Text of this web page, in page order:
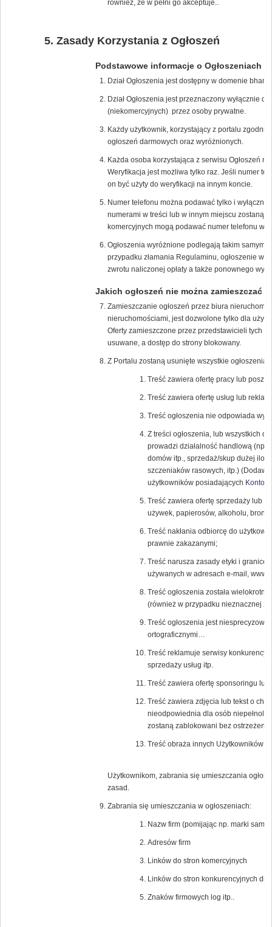
również, że w pełni go akceptuje..
Zasady Korzystania z Ogłoszeń
Podstawowe informacje o Ogłoszeniach
Dział Ogłoszenia jest dostępny w domenie
Dział Ogłoszenia jest przeznaczony wyłącznie
(niekomercyjnych) przez osoby prywatne.
Każdy użytkownik, korzystający z portalu
ogłoszeń darmowych oraz wyróżnionych.
Każda osoba korzystająca z serwisu Ogłoszeń
Weryfikacja jest możliwa tylko raz. Jeśli numer
on być użyty do weryfikacji na innym koncie.
Numer telefonu można podawać tylko i
numerami w treści lub w innym miejscu zostaną
komercyjnych mogą podawać numer telefonu w
Ogłoszenia wyróżnione podlegają takim samym
przypadku złamania Regulaminu, ogłoszenie
zwrotu naliczonej opłaty a także ponownego
Jakich ogłoszeń nie można zamieszczać
Zamieszczanie ogłoszeń przez biura
nieruchomościami, jest dozwolone tylko dla
Oferty zamieszczone przez przedstawicieli tych
usuwane, a dostęp do strony blokowany.
Z Portalu zostaną usunięte wszystkie ogłoszenia,
Treść zawiera ofertę pracy lub
Treść zawiera ofertę usług lub
Treść ogłoszenia nie odpowiada
Z treści ogłoszenia, lub wszystkich
prowadzi działalność handlową
domów itp., sprzedaż/skup dużej
szczeniaków rasowych, itp.)
użytkowników posiadających Konto
Treść zawiera ofertę sprzedaży lub
używek, papierosów, alkoholu, broni
Treść nakłania odbiorcę do
prawnie zakazanymi;
Treść narusza zasady etyki i granice
używanych w adresach e-mail, www
Treść ogłoszenia została
(również w przypadku nieznacznej
Treść ogłoszenia jest
ortograficznymi…
Treść reklamuje serwisy
sprzedaży usług itp.
Treść zawiera ofertę sponsoringu lub
Treść zawiera zdjęcia lub tekst o
nieodpowiednia dla osób
zostaną zablokowani bez
Treść obraża innych Użytkowników
Użytkownikom, zabrania się umieszczania
zasad.
Zabrania się umieszczania w ogłoszeniach:
Nazw firm (pomijając np. marki
Adresów firm
Linków do stron komercyjnych
Linków do stron konkurencyjnych dla
Znaków firmowych log itp..